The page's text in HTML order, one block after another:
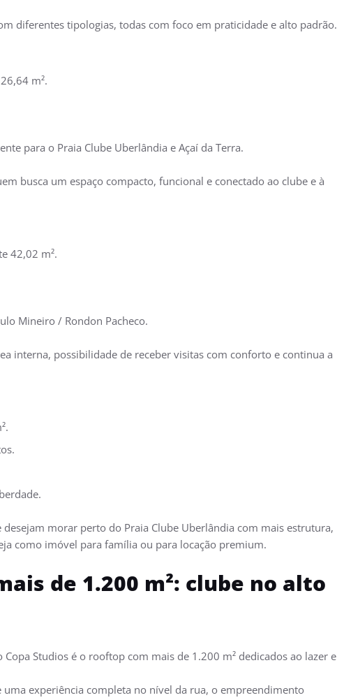
diferentes tipologias, todas com foco em praticidade e alto padrão.​
m².
para o Praia Clube Uberlândia e Açaí da Terra.​
busca um espaço compacto, funcional e conectado ao clube e à
42,02 m².
Mineiro / Rondon Pacheco.​
interna, possibilidade de receber visitas com conforto e continua a
desejam morar perto do Praia Clube Uberlândia com mais estrutura,
como imóvel para família ou para locação premium.
de 1.200 m²: clube no alto
Studios é o rooftop com mais de 1.200 m² dedicados ao lazer e
uma experiência completa no nível da rua, o empreendimento